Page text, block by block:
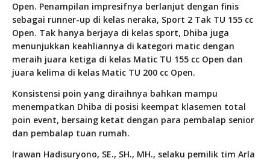
Open. Penampilan impresifnya berlanjut dengan finis
sebagai runner-up di kelas neraka, Sport 2 Tak TU 155 cc
Open. Tak hanya berjaya di kelas sport, Dhiba juga
menunjukkan keahliannya di kategori matic dengan
meraih juara ketiga di kelas Matic TU 155 cc Open dan
juara kelima di kelas Matic TU 200 cc Open.
Konsistensi poin yang diraihnya bahkan mampu
menempatkan Dhiba di posisi keempat klasemen total
poin event, bersaing ketat dengan para pembalap senior
dan pembalap tuan rumah.
Irawan Hadisuryono, SE., SH., MH., selaku pemilik tim Arla